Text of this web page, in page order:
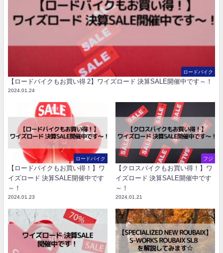
ロードバイク
【ロードバイクもお買い得 2】ワイズロード 決算SALE開催中です～！
2024.01.24
ロードバイク
【ロードバイクもお買い得！】ワ
イズロード 決算SALE開催中です
～！
2024.01.23
フジ
【クロスバイクもお買い得！】ワ
イズロード 決算SALE開催中です
～！
2024.01.21